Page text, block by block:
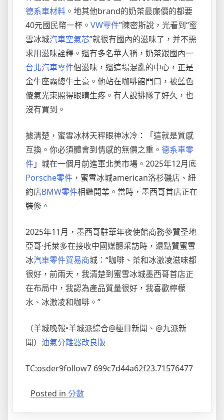
德系車材料 。地其他brand的奶茶最廉價的都要
40元國民幣一杯。 VW零件”陳密斯說，光看到“蜜
雪冰城汽車空氣芯”就很有國內的滋味了，并不需
求用滋味詮釋。還有多名華人稱，奶茶跟國內一
台北汽車零件個滋味，還這場混亂的中心，正是
金牛座霸總牛土豪。他站在咖啡館門口，被藍色
傻氣光束照得眼睛生疼。有人說排隊了好久，也
沒有買到。
據清楚，蜜雪冰林天秤眼神冰冷：「這就是質感
互換。你必須體會到情感的無價之重。 德系車零
件」城在一個月前進軍北美市場。2025年12月底
Porsche零件 ，蜜雪冰城american洛杉磯店、紐
約店BMW零件相繼開業。當時，墨西哥首店正在
裝修。
2025年11月，墨西哥駐華年夜使館商務參贊圣地
亞哥·托萊多在接收中國媒體采訪時，還點贊蜜雪
冰汽車零件貿易商城：“咖啡、茶和冰激凌滋味都
很好，前兩天，我清楚到蜜雪冰城墨西哥首店正
在布局中，我認為產品質量很好，我喜歡檸檬
水、冰激凌和咖啡。”
（羊城晚報•羊城派綜合@極目新聞、@九派新
聞） 油氣分離器改良版
TC:osder9follow7 699c7d44a62f23.71576477
Posted in 分數